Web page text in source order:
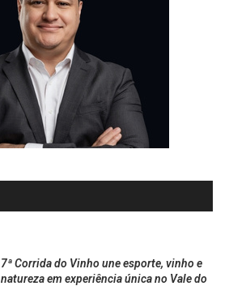
7ª Corrida do Vinho une esporte, vinho e
natureza em experiência única no Vale do